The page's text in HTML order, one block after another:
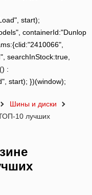
start);
containerId:"Dunlop
searchInStock:true,
:
start); })(window);
Шины и диски
10 лучших